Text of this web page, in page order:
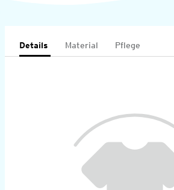
Details Material Pflege